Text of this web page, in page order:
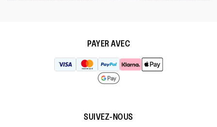
PAYER AVEC
SUIVEZ-NOUS